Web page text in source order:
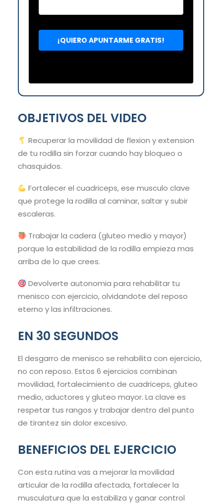
OBJETIVOS DEL VIDEO
Recuperar la movilidad de flexion y extension
de tu rodilla sin forzar cuando hay bloqueo o
chasquidos.
Fortalecer el cuadriceps, ese musculo clave
que protege la rodilla al caminar, saltar y subir
escaleras.
Trabajar la cadera (gluteo medio y mayor)
porque la estabilidad de la rodilla empieza mas
arriba de lo que crees.
Devolverte autonomia para rehabilitar tu
menisco con ejercicio, olvidandote del reposo
eterno y las infiltraciones.
EN 30 SEGUNDOS
El desgarro de menisco se rehabilita con ejercicio,
no con reposo. Estos 6 ejercicios combinan
movilidad, fortalecimiento de cuadriceps, gluteo
medio, aductores y gluteo mayor. La clave es
respetar tus rangos y trabajar dentro del punto
de tirantez sin dolor excesivo.
BENEFICIOS DEL EJERCICIO
Con esta rutina vas a mejorar la movilidad
articular de la rodilla afectada, fortalecer la
musculatura que la estabiliza y ganar control